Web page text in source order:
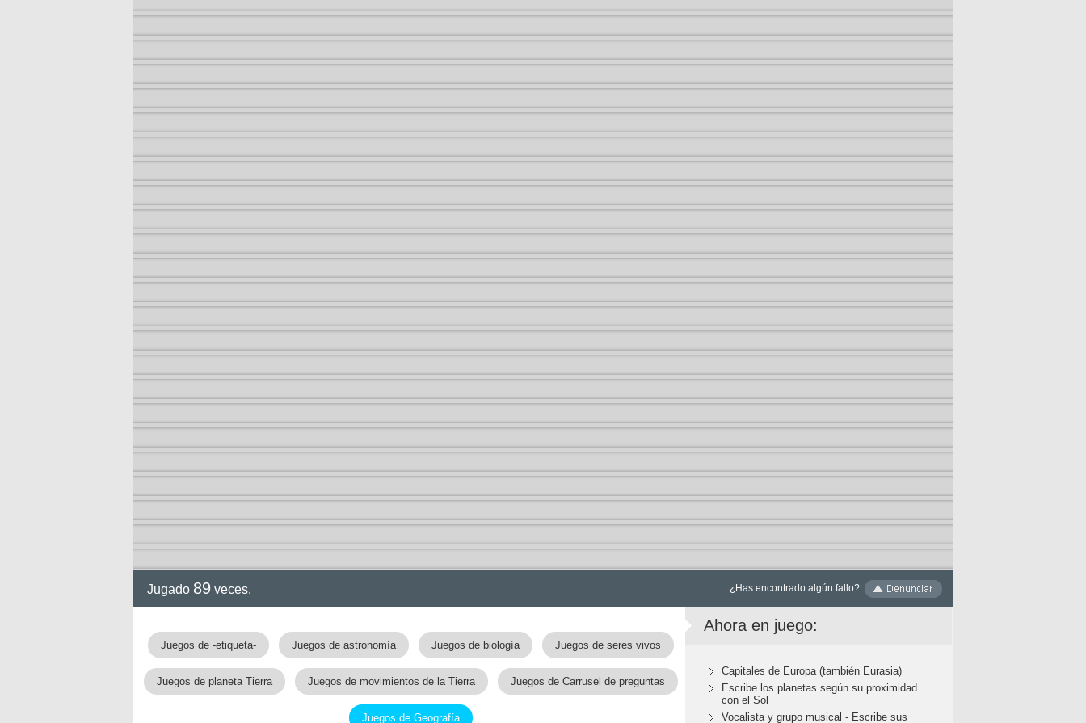
Jugado 89 veces. ¿Has encontrado algún fallo?
Juegos de -etiqueta- Juegos de astronomía Juegos de biología Juegos de seres vivos
Juegos de planeta Tierra Juegos de movimientos de la Tierra Juegos de Carrusel de preguntas
Juegos de Geografía
Ahora en juego:
Capitales de Europa (también Eurasia)
Escribe los planetas según su proximidad
con el Sol
Vocalista y grupo musical - Escribe sus